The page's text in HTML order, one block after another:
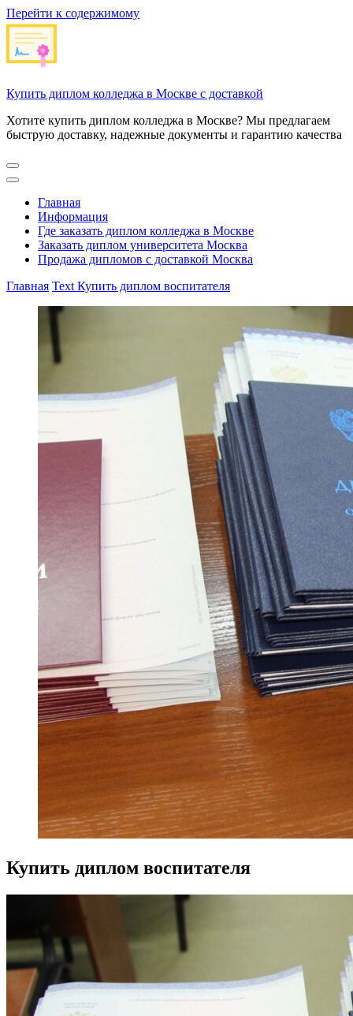
Перейти к содержимому
Купить диплом колледжа в Москве с доставкой
Хотите купить диплом колледжа в Москве? Мы предлагаем
быструю доставку, надежные документы и гарантию качества
Главная
Информация
Где заказать диплом колледжа в Москве
Заказать диплом университета Москва
Продажа дипломов с доставкой Москва
Главная Text Купить диплом воспитателя
Купить диплом воспитателя